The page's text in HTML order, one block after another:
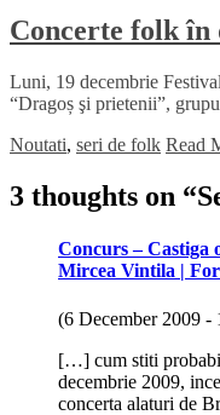
Concerte folk în
Luni, 19 decembrie
“Dragoș şi prietenii”,
Noutati, seri de folk Read
3 thoughts on “
Concurs – Castiga
Mircea Vintila |
(6 December 2009 -
[…] cum stiti
decembrie 2009,
concerta alaturi de